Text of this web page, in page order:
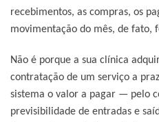
recebimentos, as compras, os
movimentação do mês, de fato,
Não é porque a sua clínica
contratação de um serviço a
sistema o valor a pagar — pelo
previsibilidade de entradas e